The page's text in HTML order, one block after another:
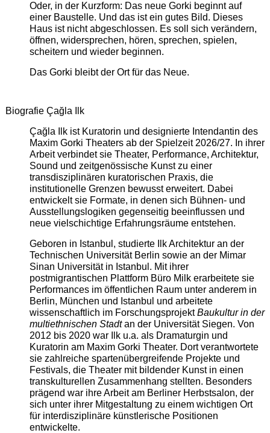
Oder, in der Kurzform: Das neue Gorki beginnt auf
einer Baustelle. Und das ist ein gutes Bild. Dieses
Haus ist nicht abgeschlossen. Es soll sich verändern,
öffnen, widersprechen, hören, sprechen, spielen,
scheitern und wieder beginnen.
Das Gorki bleibt der Ort für das Neue.
Biografie Çağla Ilk
Çağla Ilk ist Kuratorin und designierte Intendantin des
Maxim Gorki Theaters ab der Spielzeit 2026/27. In ihrer
Arbeit verbindet sie Theater, Performance, Architektur,
Sound und zeitgenössische Kunst zu einer
transdisziplinären kuratorischen Praxis, die
institutionelle Grenzen bewusst erweitert. Dabei
entwickelt sie Formate, in denen sich Bühnen- und
Ausstellungslogiken gegenseitig beeinflussen und
neue vielschichtige Erfahrungsräume entstehen.
Geboren in Istanbul, studierte Ilk Architektur an der
Technischen Universität Berlin sowie an der Mimar
Sinan Universität in Istanbul. Mit ihrer
postmigrantischen Plattform Büro Milk erarbeitete sie
Performances im öffentlichen Raum unter anderem in
Berlin, München und Istanbul und arbeitete
wissenschaftlich im ForschungsprojektBaukultur in der
multiethnischen Stadtan der Universität Siegen. Von
2012 bis 2020 war Ilk u.a. als Dramaturgin und
Kuratorin am Maxim Gorki Theater. Dort verantwortete
sie zahlreiche spartenübergreifende Projekte und
Festivals, die Theater mit bildender Kunst in einen
transkulturellen Zusammenhang stellten. Besonders
prägend war ihre Arbeit am Berliner Herbstsalon, der
sich unter ihrer Mitgestaltung zu einem wichtigen Ort
für interdisziplinäre künstlerische Positionen
entwickelte.